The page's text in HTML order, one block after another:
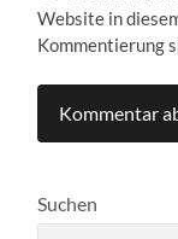
Website in
Kommentierung
Suchen